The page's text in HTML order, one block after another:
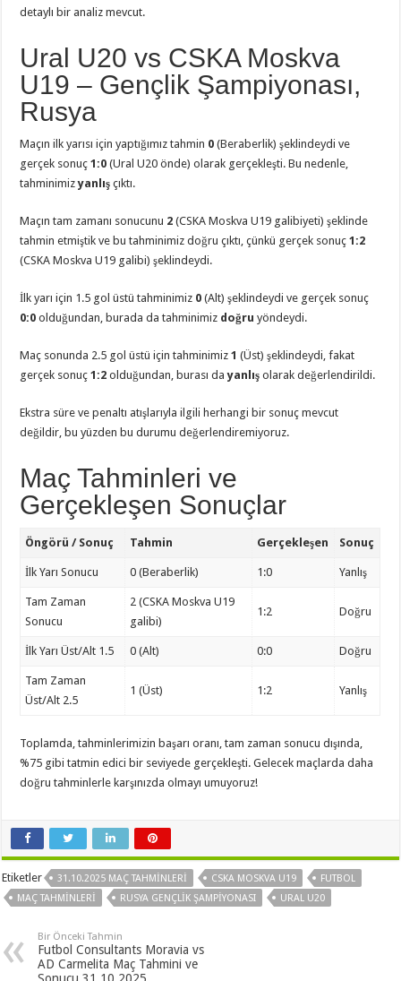
detaylı bir analiz mevcut.
Ural U20 vs CSKA Moskva
U19 – Gençlik Şampiyonası,
Rusya
Maçın ilk yarısı için yaptığımız tahmin 0 (Beraberlik) şeklindeydi ve
gerçek sonuç1:0 (Ural U20 önde) olarak gerçekleşti. Bu nedenle,
tahminimizyanlış çıktı.
Maçın tam zamanı sonucunu 2 (CSKA Moskva U19 galibiyeti) şeklinde
tahmin etmiştik ve bu tahminimiz doğru çıktı, çünkü gerçek sonuç1:2
(CSKA Moskva U19 galibi) şeklindeydi.
İlk yarı için 1.5 gol üstü tahminimiz 0 (Alt) şeklindeydi ve gerçek sonuç
0:0 olduğundan, burada da tahminimiz doğru yöndeydi.
Maç sonunda 2.5 gol üstü için tahminimiz1 (Üst) şeklindeydi, fakat
gerçek sonuç1:2 olduğundan, burası dayanlış olarak değerlendirildi.
Ekstra süre ve penaltı atışlarıyla ilgili herhangi bir sonuç mevcut
değildir, bu yüzden bu durumu değerlendiremiyoruz.
Maç Tahminleri ve
Gerçekleşen Sonuçlar
Öngörü / Sonuç Tahmin Gerçekleşen Sonuç
İlk Yarı Sonucu 0 (Beraberlik) 1:0 Yanlış
Tam Zaman
Sonucu
2 (CSKA Moskva U19
galibi)
1:2 Doğru
İlk Yarı Üst/Alt 1.5 0 (Alt) 0:0 Doğru
Tam Zaman
Üst/Alt 2.5
1 (Üst) 1:2 Yanlış
Toplamda, tahminlerimizin başarı oranı, tam zaman sonucu dışında,
%75 gibi tatmin edici bir seviyede gerçekleşti. Gelecek maçlarda daha
doğru tahminlerle karşınızda olmayı umuyoruz!
Etiketler 31.10.2025 MAÇ TAHMINLERI CSKA MOSKVA U19
FUTBOL
MAÇ TAHMINLERI
RUSYA GENÇLIK ŞAMPIYONASI URAL U20
Bir Önceki Tahmin
Futbol Consultants Moravia vs
AD Carmelita Maç Tahmini ve
Sonucu 31.10.2025